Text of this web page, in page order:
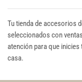
Tu tienda de accesorios
seleccionados con
atención para que
casa.